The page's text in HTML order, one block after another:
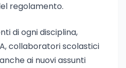
regolamento.
di ogni disciplina,
collaboratori scolastici
ai nuovi assunti